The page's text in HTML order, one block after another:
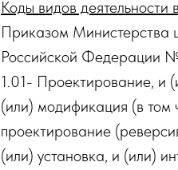
Коды видов
Приказом Министерства
Российской Федерации
1.01- Проектирование, и
(или) модификация (в том
проектирование
(или) установка, и (или)